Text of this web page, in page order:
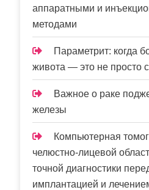
аппаратными и
методами
Параметрит: когда
живота — это не просто
Важное о раке
железы
Компьютерная
челюстно-лицевой
точной диагностики
имплантацией и